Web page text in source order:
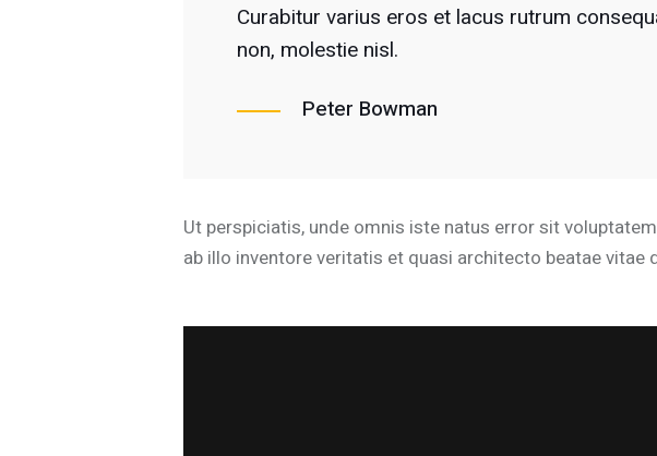
Curabitur varius eros et lacus rutrum
non, molestie nisl.
Peter Bowman
Ut perspiciatis, unde omnis iste natus error sit
ab illo inventore veritatis et quasi architecto beatae vitae